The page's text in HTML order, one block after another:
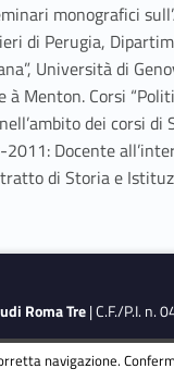
monografici
di Perugia,
Università di
Menton. Corsi
dei corsi
Docente
di Storia e
Roma Tre| C.F./P.I. n.
navigazione.